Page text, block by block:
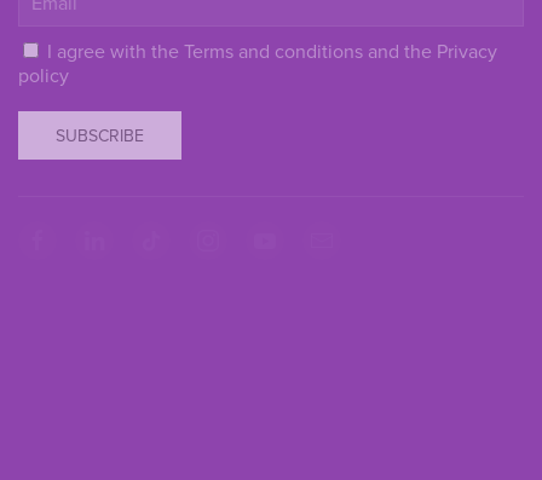
I agree with the Terms and conditions and the Privacy
policy
SUBSCRIBE